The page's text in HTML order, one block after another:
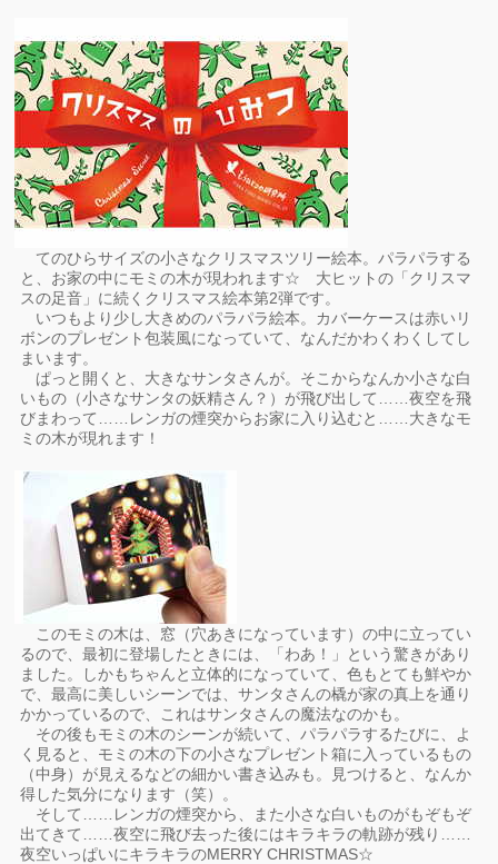
てのひらサイズの小さなクリスマスツリー絵本。パラパラする
と、お家の中にモミの木が現われます☆ 大ヒットの「クリスマ
スの足音」に続くクリスマス絵本第2弾です。
いつもより少し大きめのパラパラ絵本。カバーケースは赤いリ
ボンのプレゼント包装風になっていて、なんだかわくわくしてし
まいます。
ぱっと開くと、大きなサンタさんが。そこからなんか小さな白
いもの（小さなサンタの妖精さん？）が飛び出して……夜空を飛
びまわって……レンガの煙突からお家に入り込むと……大きなモ
ミの木が現れます！
このモミの木は、窓（穴あきになっています）の中に立ってい
るので、最初に登場したときには、「わあ！」という驚きがあり
ました。しかもちゃんと立体的になっていて、色もとても鮮やか
で、最高に美しいシーンでは、サンタさんの橇が家の真上を通り
かかっているので、これはサンタさんの魔法なのかも。
その後もモミの木のシーンが続いて、パラパラするたびに、よ
く見ると、モミの木の下の小さなプレゼント箱に入っているもの
（中身）が見えるなどの細かい書き込みも。見つけると、なんか
得した気分になります（笑）。
そして……レンガの煙突から、また小さな白いものがもぞもぞ
出てきて……夜空に飛び去った後にはキラキラの軌跡が残り……
夜空いっぱいにキラキラのMERRY CHRISTMAS☆